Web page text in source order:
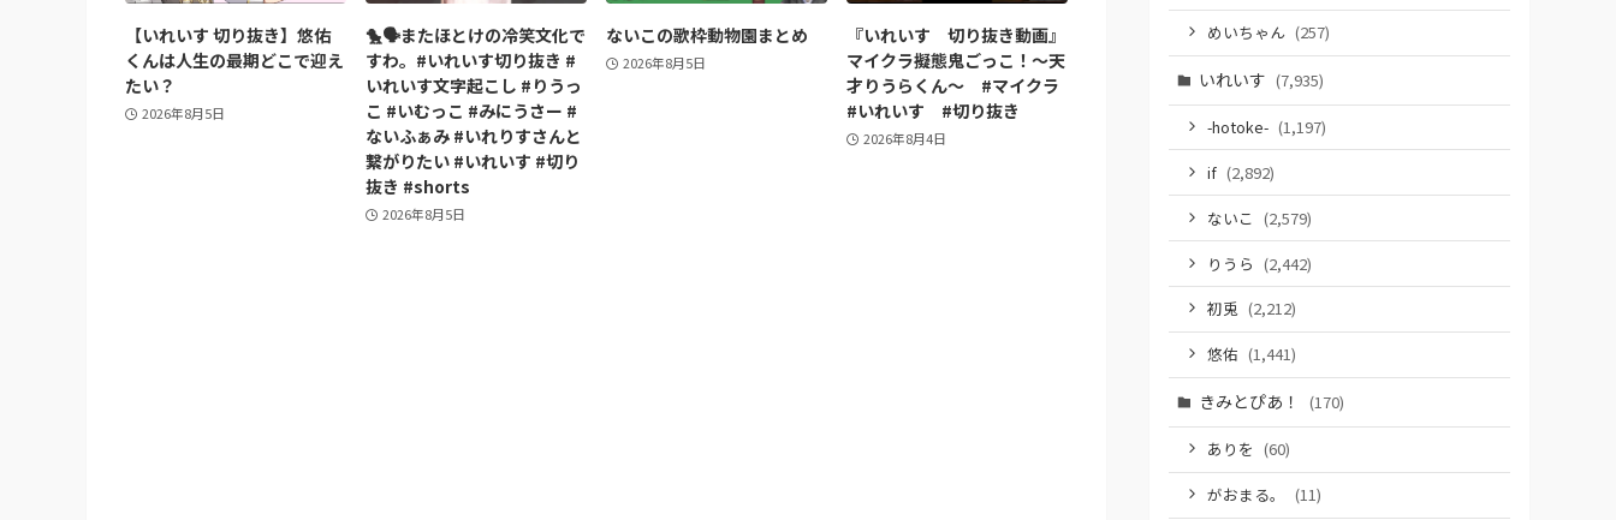
【いれいす 切り抜き】悠佑
くんは人生の最期どこで迎え
たい？
2026年8月5日
🐤🗣️またほとけの冷笑文化で
すわ。#いれいす切り抜き #
いれいす文字起こし #りうっ
こ #いむっこ #みにうさー #
ないふぁみ #いれりすさんと
繋がりたい #いれいす #切り
抜き #shorts
2026年8月5日
ないこの歌枠動物園まとめ
2026年8月5日
『いれいす 切り抜き動画』
マイクラ擬態鬼ごっこ！〜天
才りうらくん〜 #マイクラ
#いれいす #切り抜き
2026年8月4日
めいちゃん (257)
いれいす (7,935)
-hotoke- (1,197)
if (2,892)
ないこ (2,579)
りうら (2,442)
初兎 (2,212)
悠佑 (1,441)
きみとぴあ！ (170)
ありを (60)
がおまる。
(11)